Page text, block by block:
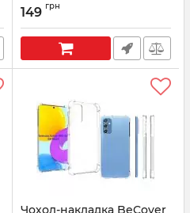
Артикул:
149 грн
Чохол-накладка BeCover